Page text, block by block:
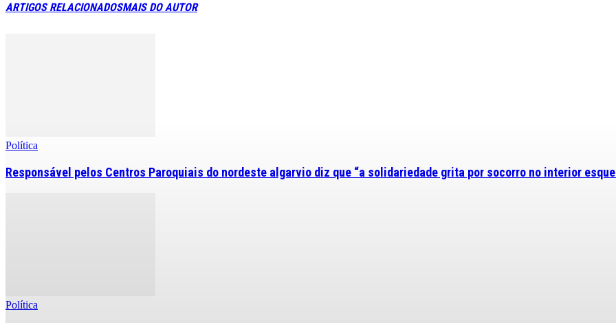
ARTIGOS RELACIONADOSMAIS DO AUTOR
Política
Responsável pelos Centros Paroquiais do nordeste algarvio diz que “a solidariedade grita por socorro no interior
Política